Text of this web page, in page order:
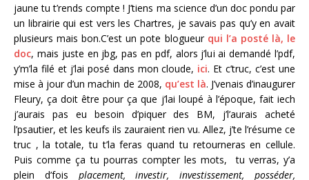
jaune tu t’rends compte ! J’tiens ma science d’un doc pondu par
un librairie qui est vers les Chartres, je savais pas qu’y en avait
plusieurs mais bon.C’est un pote blogueur qui l’a posté là, le
doc, mais juste en jbg, pas en pdf, alors j’lui ai demandé l’pdf,
y’m’la filé et j’lai posé dans mon cloude, ici. Et c’truc, c’est une
mise à jour d’un machin de 2008, qu’est là. J’venais d’inaugurer
Fleury, ça doit être pour ça que j’lai loupé à l’époque, fait iech
j’aurais pas eu besoin d’piquer des BM, j’l’aurais acheté
l’psautier, et les keufs ils zauraient rien vu. Allez, j’te l’résume ce
truc , la totale, tu t’la feras quand tu retourneras en cellule.
Puis comme ça tu pourras compter les mots, tu verras, y’a
plein d’fois placement, investir, investissement, posséder,